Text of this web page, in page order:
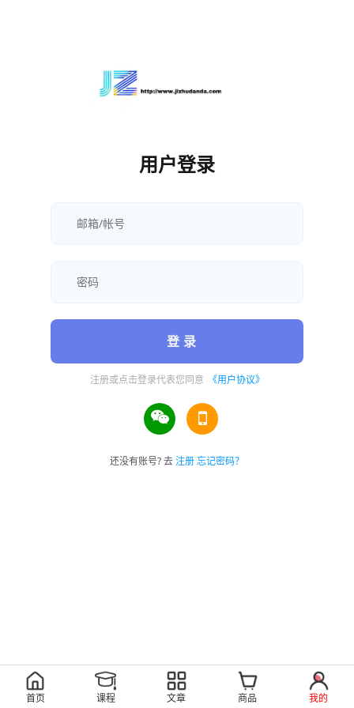
用户登录
登 录
注册或点击登录代表您同意 《用户协议》
还没有账号? 去注册忘记密码？
首页 课程 文章 商品 我的